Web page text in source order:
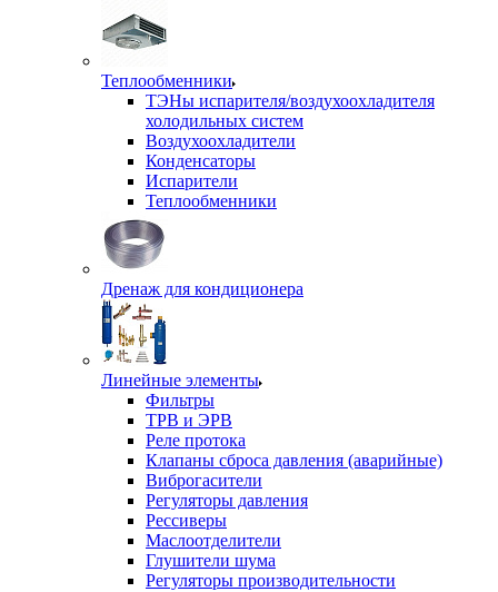
Теплообменники
ТЭНы испарителя/воздухоохладителя
холодильных систем
Воздухоохладители
Конденсаторы
Испарители
Теплообменники
Дренаж для кондиционера
Линейные элементы
Фильтры
ТРВ и ЭРВ
Реле протока
Клапаны сброса давления (аварийные)
Виброгасители
Регуляторы давления
Рессиверы
Маслоотделители
Глушители шума
Регуляторы производительности